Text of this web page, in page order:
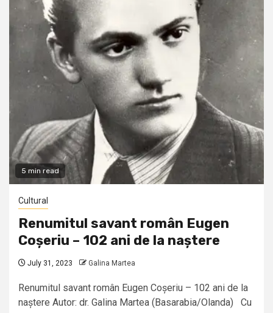
5 min read
Cultural
Renumitul savant român Eugen
Coșeriu – 102 ani de la naștere
July 31, 2023 Galina Martea
Renumitul savant român Eugen Coșeriu – 102 ani de la
naștere Autor: dr. Galina Martea (Basarabia/Olanda) Cu